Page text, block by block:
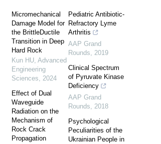
Micromechanical
Damage Model for
the BrittleDuctile
Transition in Deep
Hard Rock
Kun HU, Advanced
Engineering
Sciences, 2024
Effect of Dual
Waveguide
Radiation on the
Mechanism of
Rock Crack
Propagation
Pediatric Antibiotic-
Refractory Lyme
Arthritis
AAP Grand
Rounds, 2019
Clinical Spectrum
of Pyruvate Kinase
Deficiency
AAP Grand
Rounds, 2018
Psychological
Peculiarities of the
Ukrainian People in